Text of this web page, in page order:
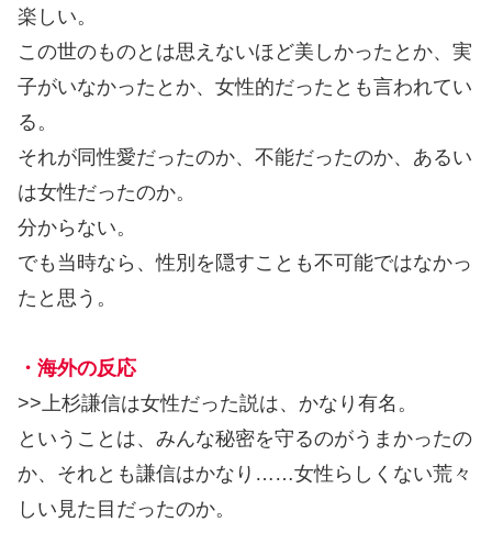
楽しい。
この世のものとは思えないほど美しかったとか、実
子がいなかったとか、女性的だったとも言われてい
る。
それが同性愛だったのか、不能だったのか、あるい
は女性だったのか。
分からない。
でも当時なら、性別を隠すことも不可能ではなかっ
たと思う。
・海外の反応
>>上杉謙信は女性だった説は、かなり有名。
ということは、みんな秘密を守るのがうまかったの
か、それとも謙信はかなり……女性らしくない荒々
しい見た目だったのか。